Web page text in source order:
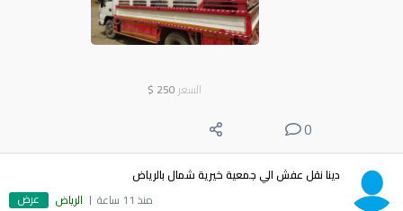
السعر 250
$
0
دينا نقل عفش الي جمعية خيرية شمال بالرياض
منذ 11 ساعة
الرياض عرض